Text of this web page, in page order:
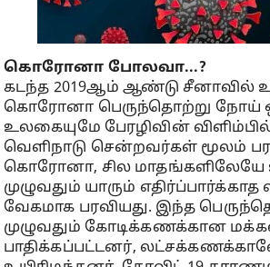
கொரோனா போலவா...?
கடந்த 2019ஆம் ஆண்டு சீனாவில்
கொரோனா பெருந்தொற்று நோய்
உலகையுமே பேரழிவின் விளிம்பில்
வெளிநாடு சென்றவர்கள் மூலம்
கொரோனா, சில
முழுவதும் யாரும்
வேகமாக பரவியது. இந்த
முழுவதும் கோடிக்கணக்கான
பாதிக்கப்பட்டனர்,